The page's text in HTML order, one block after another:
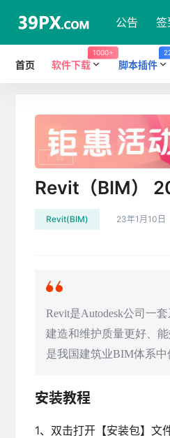
公告 签
首页 软件下载
1000+
脚本插件
广告
Revit（BIM）
Revit(BIM) 23年1月10日
Revit是Autodesk公司一
建造和维护质量更好、
是我国建筑业BIM体系中
安装教程
1、双击打开【安装包】文